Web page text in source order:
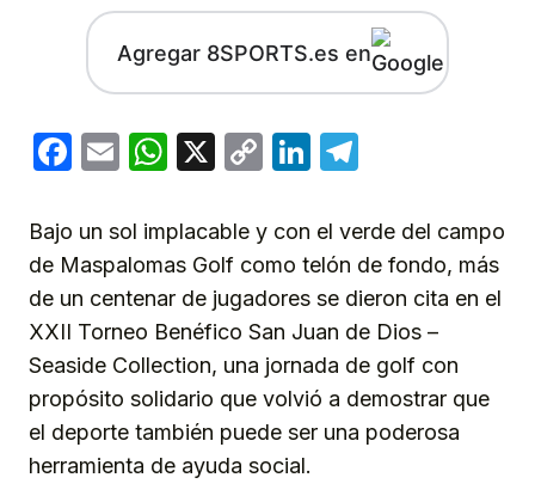
Agregar 8SPORTS.es en
Facebook
EmailWhatsApp
X
CopyLinkedIn
Bajo un sol implacable y con el verde del campo
de Maspalomas Golf como telón de fondo, más
de un centenar de jugadores se dieron cita en el
XXII Torneo Benéfico San Juan de Dios –
Seaside Collection, una jornada de golf con
propósito solidario que volvió a demostrar que
el deporte también puede ser una poderosa
herramienta de ayuda social.